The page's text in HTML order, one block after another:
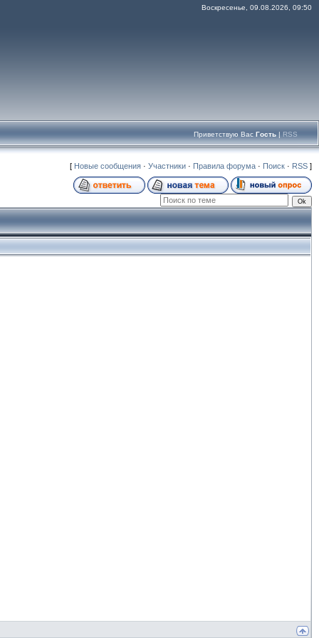
Воскресенье, 09.08.2026, 09:50
Приветствую Вас Гость | RSS
[ Новые сообщения · Участники · Правила форума · Поиск · RSS ]